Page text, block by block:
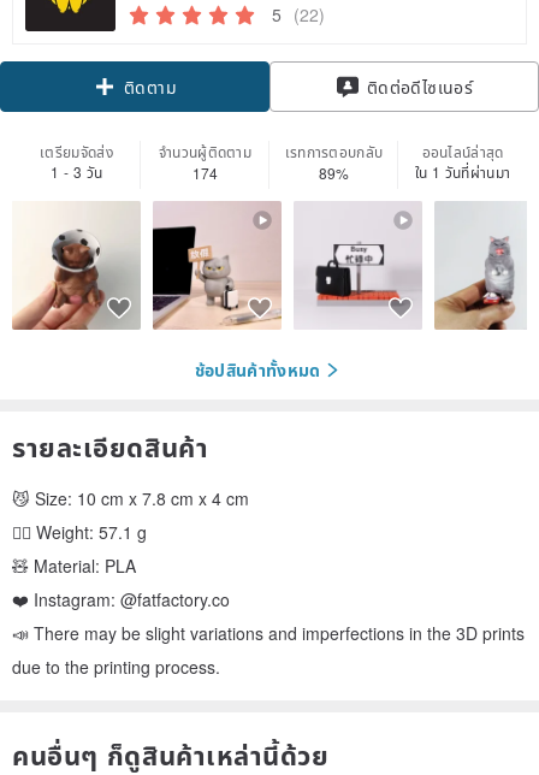
5 (22)
ติดตาม ติดต่อดีไซเนอร์
เตรียมจัดส่ง
1 - 3 วัน
จำนวนผู้ติดตาม
174
เรทการตอบกลับ
89%
ออนไลน์ล่าสุด
ใน 1 วันที่ผ่านมา
ช้อปสินค้าทั้งหมด
รายละเอียดสินค้า
😼 Size: 10 cm x 7.8 cm x 4 cm
🏋️‍♂️ Weight: 57.1 g
🧸 Material: PLA
❤️ Instagram: @fatfactory.co
📣 There may be slight variations and imperfections in the 3D prints
due to the printing process.
คนอื่นๆ ก็ดูสินค้าเหล่านี้ด้วย